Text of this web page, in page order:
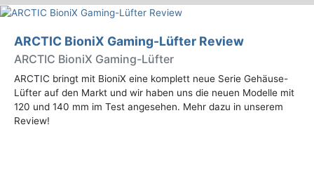
ARCTIC BioniX Gaming-Lüfter Review
ARCTIC BioniX Gaming-Lüfter
ARCTIC bringt mit BioniX eine komplett neue Serie Gehäuse-
Lüfter auf den Markt und wir haben uns die neuen Modelle mit
120 und 140 mm im Test angesehen. Mehr dazu in unserem
Review!